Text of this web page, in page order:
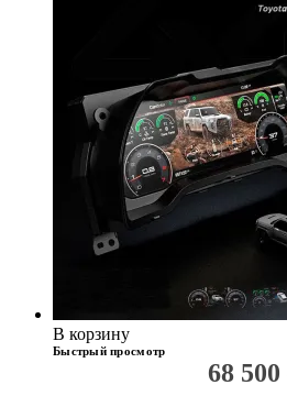
В корзину
Быстрый просмотр
68 500